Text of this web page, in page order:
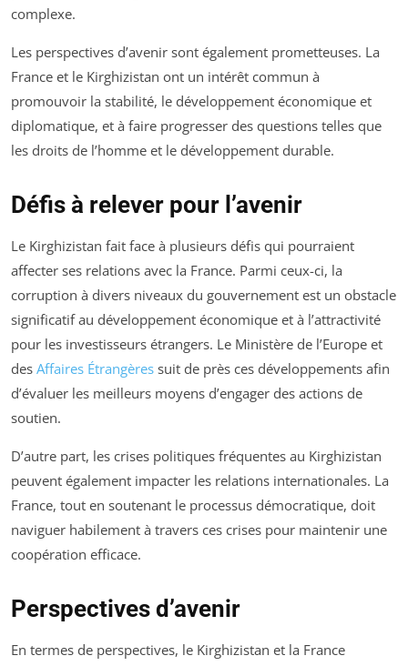
complexe.
Les perspectives d’avenir sont également prometteuses. La
France et le Kirghizistan ont un intérêt commun à
promouvoir la stabilité, le développement économique et
diplomatique, et à faire progresser des questions telles que
les droits de l’homme et le développement durable.
Défis à relever pour l’avenir
Le Kirghizistan fait face à plusieurs défis qui pourraient
affecter ses relations avec la France. Parmi ceux-ci, la
corruption à divers niveaux du gouvernement est un obstacle
significatif au développement économique et à l’attractivité
pour les investisseurs étrangers. Le Ministère de l’Europe et
des Affaires Étrangères suit de près ces développements afin
d’évaluer les meilleurs moyens d’engager des actions de
soutien.
D’autre part, les crises politiques fréquentes au Kirghizistan
peuvent également impacter les relations internationales. La
France, tout en soutenant le processus démocratique, doit
naviguer habilement à travers ces crises pour maintenir une
coopération efficace.
Perspectives d’avenir
En termes de perspectives, le Kirghizistan et la France